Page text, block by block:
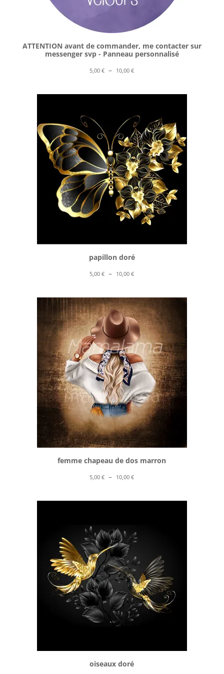
ATTENTION avant de commander, me contacter sur
messenger svp - Panneau personnalisé
5,00€ – 10,00€Plage
prix :
à
10,00 €
papillon doré
5,00€ – 10,00€Plage
prix :
5,00 €
à
10,00 €
femme chapeau de dos marron
5,00€ – 10,00€Plage
prix :
10,00 €
oiseaux doré